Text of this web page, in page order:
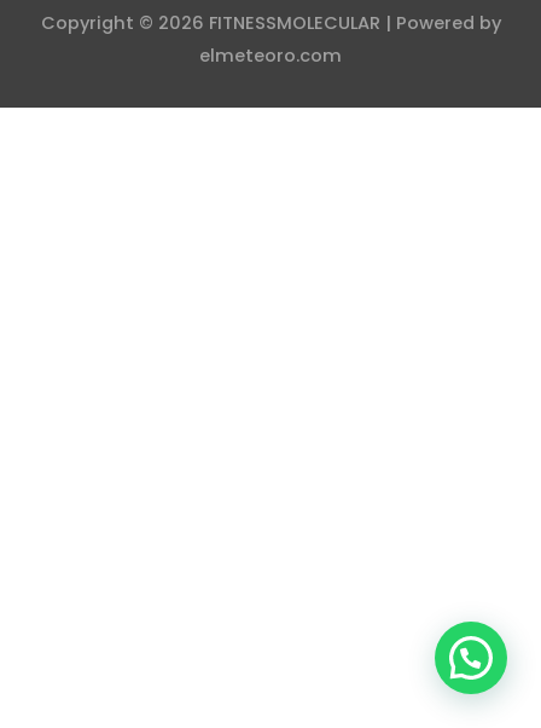
Copyright © 2026 FITNESSMOLECULAR | Powered by
elmeteoro.com